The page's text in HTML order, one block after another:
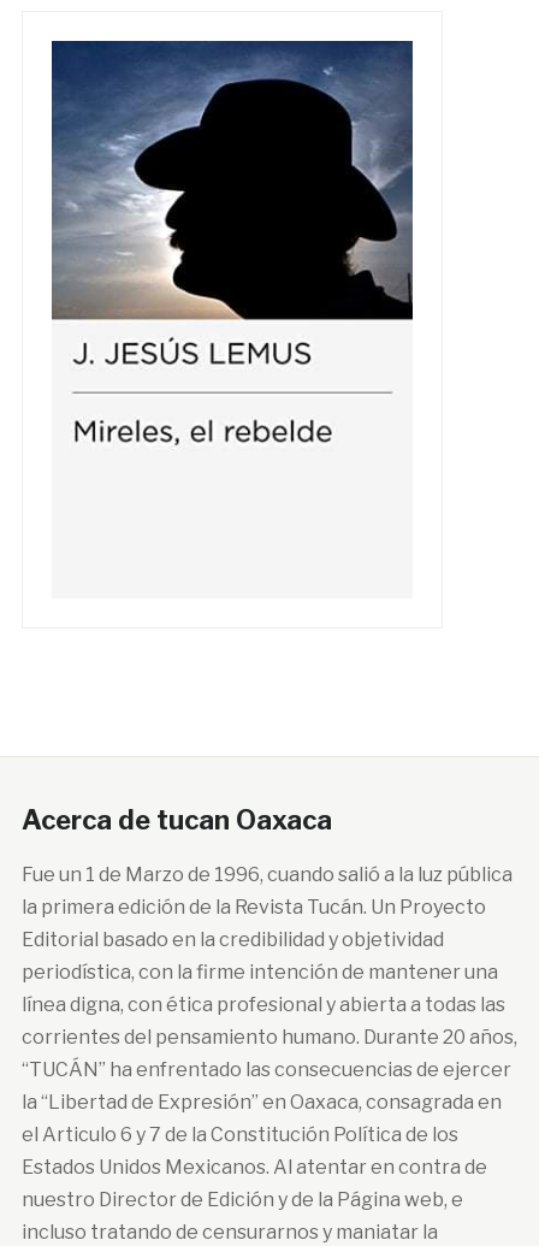
Acerca de tucan Oaxaca
Fue un 1 de Marzo de 1996, cuando salió a la luz pública
la primera edición de la Revista Tucán. Un Proyecto
Editorial basado en la credibilidad y objetividad
periodística, con la firme intención de mantener una
línea digna, con ética profesional y abierta a todas las
corrientes del pensamiento humano. Durante 20 años,
“TUCÁN” ha enfrentado las consecuencias de ejercer
la “Libertad de Expresión” en Oaxaca, consagrada en
el Articulo 6 y 7 de la Constitución Política de los
Estados Unidos Mexicanos. Al atentar en contra de
nuestro Director de Edición y de la Página web, e
incluso tratando de censurarnos y maniatar la